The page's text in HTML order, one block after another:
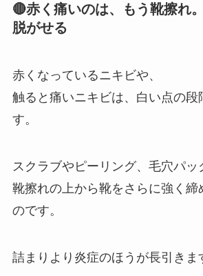
🔴赤く痛いのは、もう靴擦れ
脱がせる
赤くなっているニキビや、
触ると痛いニキビは、白い点の段
す。
スクラブやピーリング、毛穴パッ
靴擦れの上から靴をさらに強く締
のです。
詰まりより炎症のほうが長引きま